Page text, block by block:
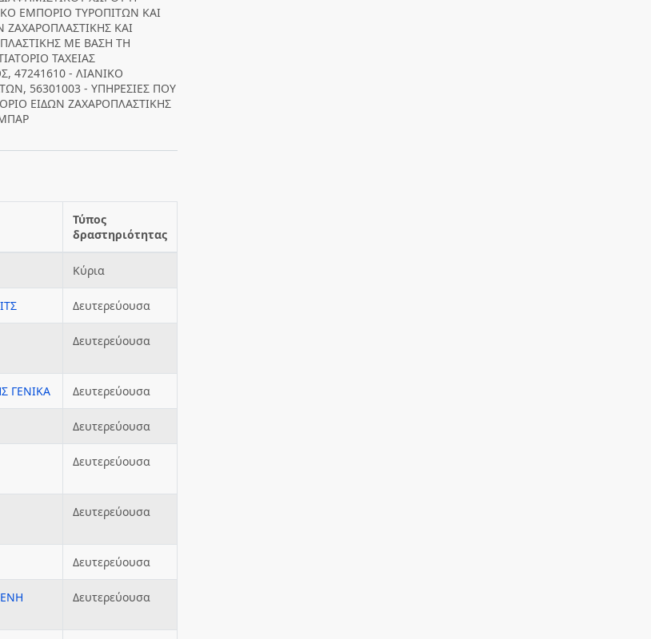
ΕΜΠΟΡΙΟ ΤΥΡΟΠΙΤΩΝ ΚΑΙ
ΚΑΙ
ΜΕ ΒΑΣΗ ΤΗ
ΤΑΧΕΙΑΣ
47241610 - ΛΙΑΝΙΚΟ
56301003 - ΥΠΗΡΕΣΙΕΣ ΠΟΥ
ΕΙΔΩΝ ΖΑΧΑΡΟΠΛΑΣΤΙΚΗΣ
Τύπος
δραστηριότητας
Κύρια
Δευτερεύουσα
Δευτερεύουσα
ΓΕΝΙΚΑ Δευτερεύουσα
Δευτερεύουσα
Δευτερεύουσα
Δευτερεύουσα
Δευτερεύουσα
Δευτερεύουσα